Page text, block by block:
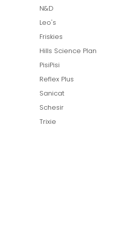
N&D
Leo's
Friskies
Hills Science Plan
PisiPisi
Reflex Plus
Sanicat
Schesir
Trixie